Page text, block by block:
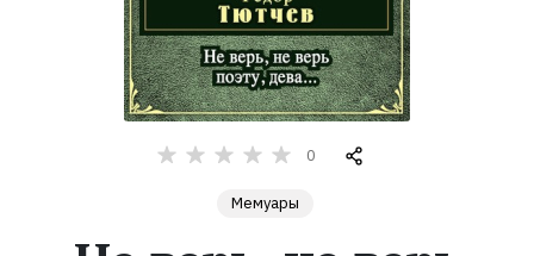
0
Мемуары